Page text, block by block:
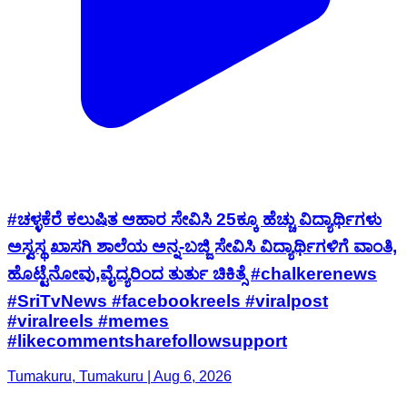
#ಚಳ್ಳಕೆರೆ ಕಲುಷಿತ ಆಹಾರ ಸೇವಿಸಿ 25ಕ್ಕೂ ಹೆಚ್ಚು ವಿದ್ಯಾರ್ಥಿಗಳು
ಅಸ್ವಸ್ಥ ಖಾಸಗಿ ಶಾಲೆಯ ಅನ್ನ-ಬಜ್ಜಿ ಸೇವಿಸಿ ವಿದ್ಯಾರ್ಥಿಗಳಿಗೆ ವಾಂತಿ,
ಹೊಟ್ಟೆನೋವು,ವೈದ್ಯರಿಂದ ತುರ್ತು ಚಿಕಿತ್ಸೆ #chalkerenews
#SriTvNews #facebookreels #viralpost
#viralreels #memes
#likecommentsharefollowsupport
Tumakuru, Tumakuru | Aug 6, 2026